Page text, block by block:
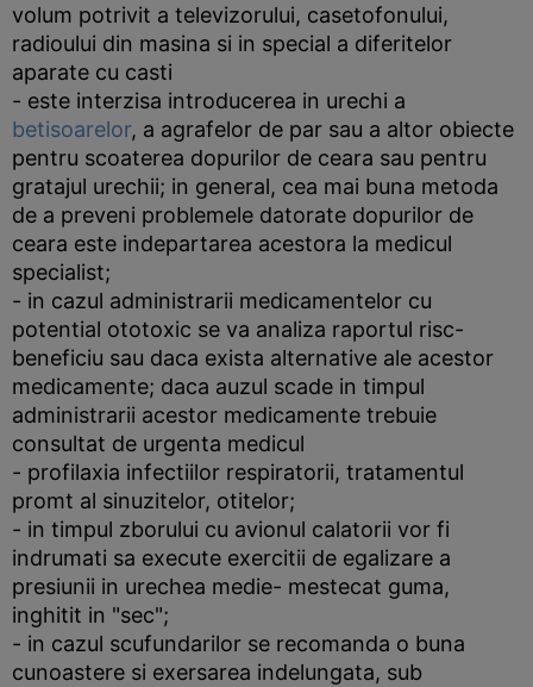
volum potrivit a televizorului, casetofonului,
radioului din masina si in special a diferitelor
aparate cu casti
- este interzisa introducerea in urechi a
betisoarelor, a agrafelor de par sau a altor obiecte
pentru scoaterea dopurilor de ceara sau pentru
gratajul urechii; in general, cea mai buna metoda
de a preveni problemele datorate dopurilor de
ceara este indepartarea acestora la medicul
specialist;
- in cazul administrarii medicamentelor cu
potential ototoxic se va analiza raportul risc-
beneficiu sau daca exista alternative ale acestor
medicamente; daca auzul scade in timpul
administrarii acestor medicamente trebuie
consultat de urgenta medicul
- profilaxia infectiilor respiratorii, tratamentul
promt al sinuzitelor, otitelor;
- in timpul zborului cu avionul calatorii vor fi
indrumati sa execute exercitii de egalizare a
presiunii in urechea medie- mestecat guma,
inghitit in "sec";
- in cazul scufundarilor se recomanda o buna
cunoastere si exersarea indelungata, sub